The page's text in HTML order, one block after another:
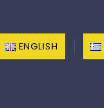
ENGLISH